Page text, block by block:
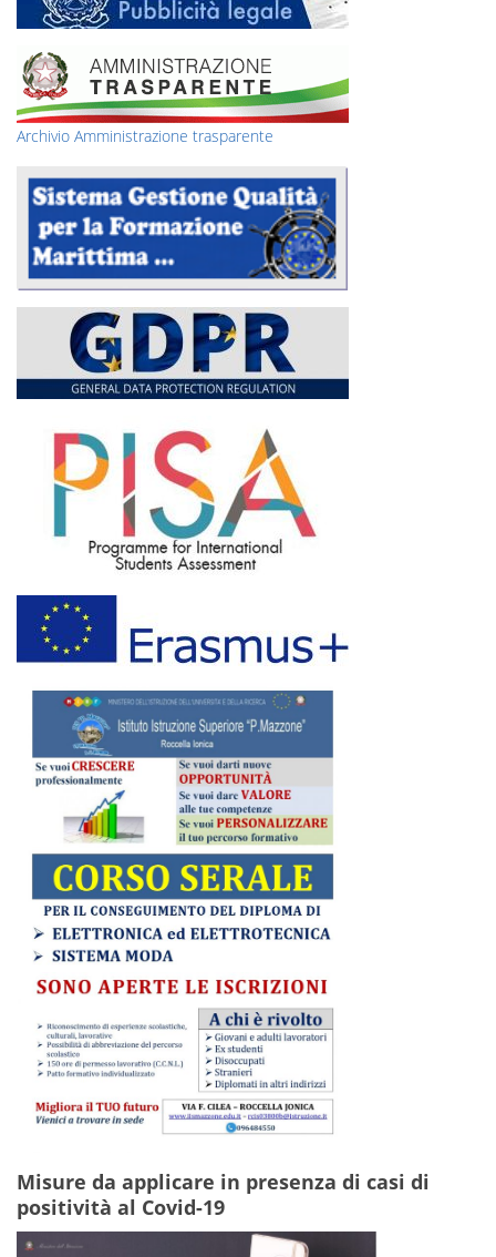
Archivio Amministrazione trasparente
Misure da applicare in presenza di casi di
positività al Covid-19